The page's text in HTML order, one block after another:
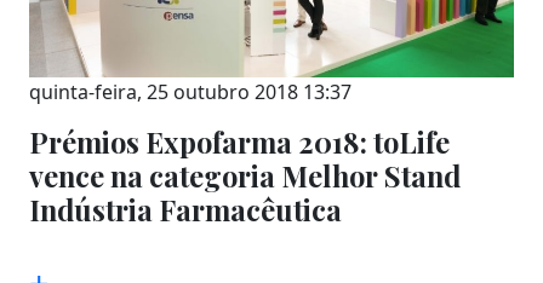
quinta-feira, 25 outubro 2018 13:37
Prémios Expofarma 2018: toLife
vence na categoria Melhor Stand
Indústria Farmacêutica